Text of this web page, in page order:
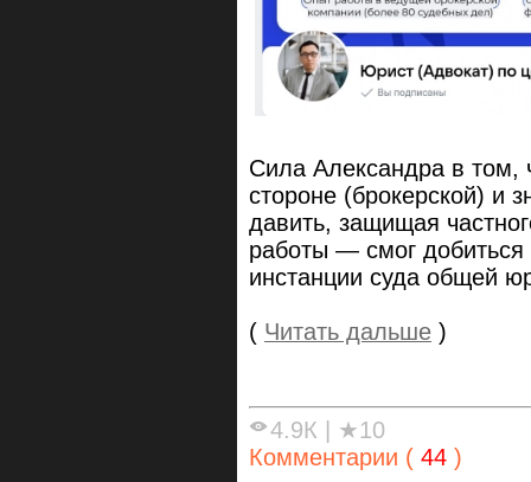
Сила Александра в том,
стороне (брокерской) и
давить, защищая
работы — смог
инстанции суда общей
( Читать дальше )
4.9К
★10
Комментарии ( 44 )